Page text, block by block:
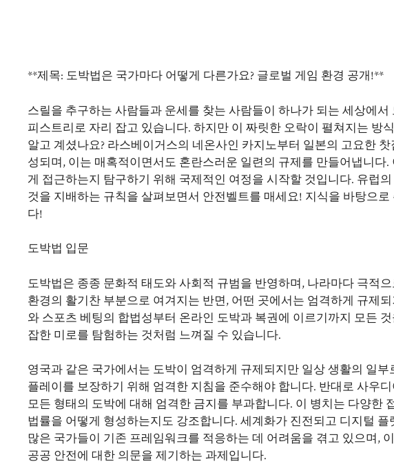
**제목: 도박법은 국가마다 어떻게 다른가요? 글로벌 게임 환경 공개!**
스릴을 추구하는 사람들과 운세를 찾는 사람들이 하나가 되는 세상에
피스트리로 자리 잡고 있습니다. 하지만 이 짜릿한 오락이 펼쳐지는 방
알고 계셨나요? 라스베이거스의 네온사인 카지노부터 일본의 고요한
성되며, 이는 매혹적이면서도 혼란스러운 일련의 규제를 만들어냅니다
게 접근하는지 탐구하기 위해 국제적인 여정을 시작할 것입니다. 유럽
것을 지배하는 규칙을 살펴보면서 안전벨트를 매세요! 지식을 바탕으
다!
도박법 입문
도박법은 종종 문화적 태도와 사회적 규범을 반영하며, 나라마다 극적
환경의 활기찬 부분으로 여겨지는 반면, 어떤 곳에서는 엄격하게 규제
와 스포츠 베팅의 합법성부터 온라인 도박과 복권에 이르기까지 모든
잡한 미로를 탐험하는 것처럼 느껴질 수 있습니다.
영국과 같은 국가에서는 도박이 엄격하게 규제되지만 일상 생활의 일
플레이를 보장하기 위해 엄격한 지침을 준수해야 합니다. 반대로 사우
모든 형태의 도박에 대해 엄격한 금지를 부과합니다. 이 병치는 다양한
법률을 어떻게 형성하는지도 강조합니다. 세계화가 진전되고 디지털
많은 국가들이 기존 프레임워크를 적응하는 데 어려움을 겪고 있으며,
공공 안전에 대한 의문을 제기하는 과제입니다.